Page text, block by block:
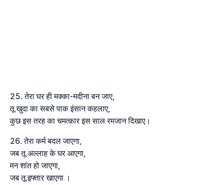
तेरा घर ही मक्का-मदीना बन जाए,
तू खुदा का सबसे पाक इंसान कहलाए,
कुछ इस तरह का चमत्कार इस साल रमजान दिखाए।
तेरा कर्म बदल जाएगा,
जब तू अल्लाह के घर आएगा,
मन शांत हो जाएगा,
जब तू इफ्तार खाएगा ।